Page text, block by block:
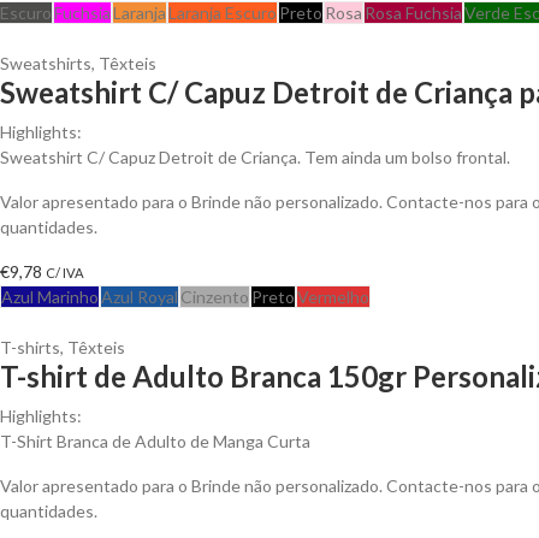
EscuroFuchsiaLaranjaLaranja Escuro Preto Rosa Rosa FuchsiaVerde
Sweatshirts, Têxteis
Sweatshirt C/ Capuz Detroit de Criança
Highlights:
Sweatshirt C/ Capuz Detroit de Criança. Tem ainda um bolso frontal.
Valor apresentado para o Brinde não personalizado. Contacte-nos
quantidades.
€9,78 C/ IVA
Azul MarinhoAzul Royal Cinzento PretoVermelho
T-shirts, Têxteis
T-shirt de Adulto Branca 150gr
Highlights:
T-Shirt Branca de Adulto de Manga Curta
Valor apresentado para o Brinde não personalizado. Contacte-nos
quantidades.